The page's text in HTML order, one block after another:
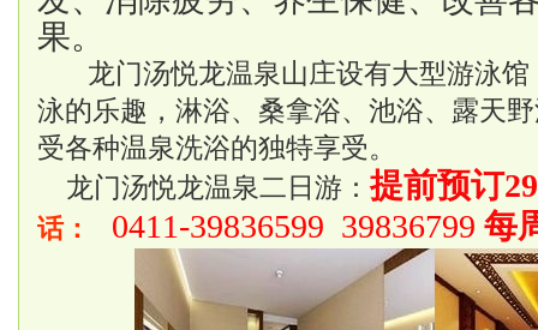
果。
龙门汤悦龙温泉山庄设有大型游泳
泳的乐趣，淋浴、桑拿浴、池浴、露天
受各种温泉洗浴的独特享受。
龙门汤悦龙温泉二日游：提前预订
话： 0411-39836599 39836799 每